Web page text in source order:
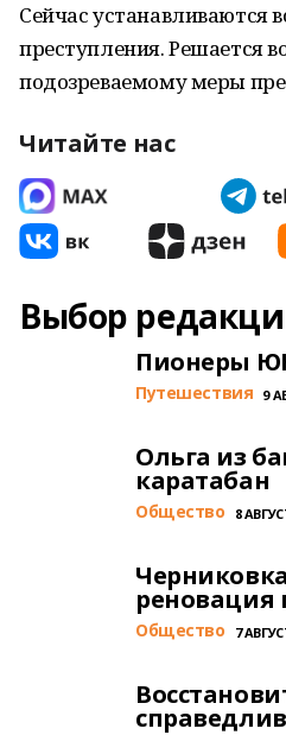
Сейчас устанавливаются
преступления. Решается
подозреваемому меры
Читайте нас
Выбор
Пионеры
Путешествия 9
Ольга из
каратабан
Общество 8
реновация
Общество 7